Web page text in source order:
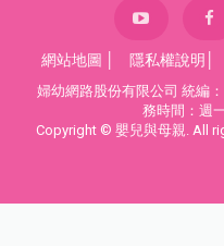
網站地圖 隱私權說明
婦幼網路股份有限公司 統編
務時間：週
Copyright © 嬰兒與母親. All